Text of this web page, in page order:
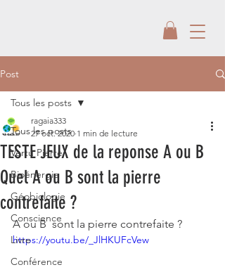
Post
Tous les posts
Vertu Pierre
Bioénergie
Géobiologie
Conscience
Livre
Conférence
Tous les posts
TESTE JEUX de la reponse A ou B
Quel A ou B sont la pierre
contrefaite ?
ragaia333
27 oct. 2020 1 min de lecture
A ou B  sont la pierre contrefaite ?
https://youtu.be/_JlHKUFcVew